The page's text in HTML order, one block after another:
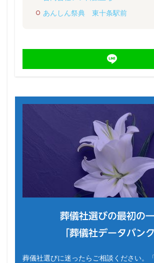
あんしん祭典 東十条駅前
葬儀社選びの最初の
「葬儀社データバンク
葬儀社選びに迷ったらご相談ください。